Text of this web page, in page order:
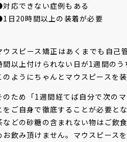
応できない症例もある
日20時間以上の装着が必要
ウスピース矯正はあくまでも自己
間以上付けられない日が1週間の
のようにちゃんとマウスピースを
のため「1週間経てば自分で次の
をご自身で徹底することが必要と
などの砂糖の含まれない物はご飲
お飲み頂けません。マウスピース